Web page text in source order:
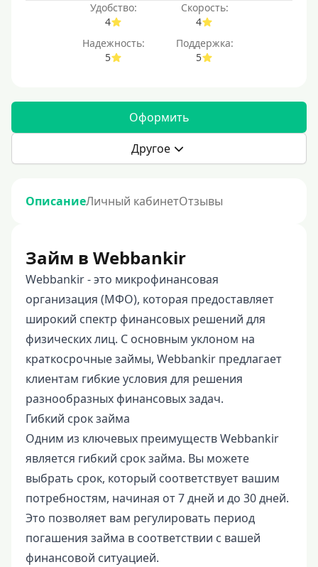
Удобство:
4
Скорость:
4
Надежность:
5
Поддержка:
5
Оформить
Другое
ОписаниеЛичный кабинетОтзывы
Займ в Webbankir
Webbankir - это микрофинансовая
организация (МФО), которая предоставляет
широкий спектр финансовых решений для
физических лиц. С основным уклоном на
краткосрочные займы, Webbankir предлагает
клиентам гибкие условия для решения
разнообразных финансовых задач.
Гибкий срок займа
Одним из ключевых преимуществ Webbankir
является гибкий срок займа. Вы можете
выбрать срок, который соответствует вашим
потребностям, начиная от 7 дней и до 30 дней.
Это позволяет вам регулировать период
погашения займа в соответствии с вашей
финансовой ситуацией.